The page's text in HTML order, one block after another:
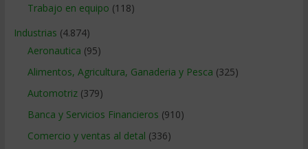
Trabajo en equipo (118)
Industrias (4.874)
Aeronautica (95)
Alimentos, Agricultura, Ganaderia y Pesca (325)
Automotriz(379)
Banca y Servicios Financieros (910)
Comercio y ventas al detal (336)